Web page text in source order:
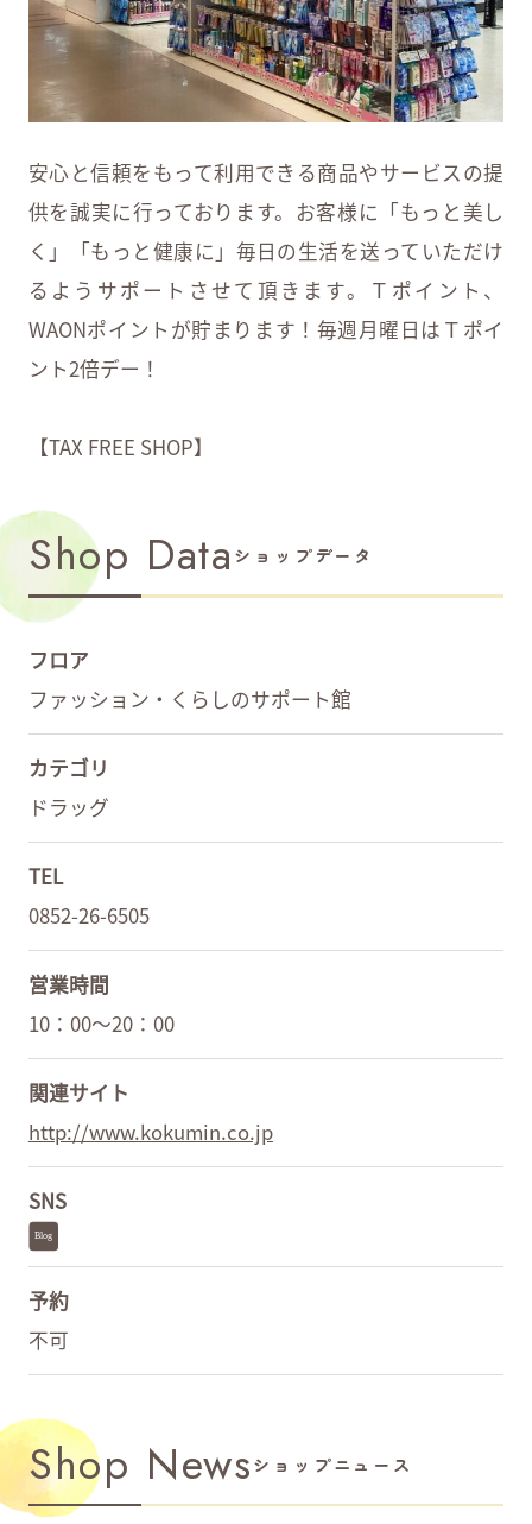
シャミネエントランス
安心と信頼をもって利用できる商品やサービスの提
供を誠実に行っております。お客様に「もっと美し
く」「もっと健康に」毎日の生活を送っていただけ
るようサポートさせて頂きます。Ｔポイント、
WAONポイントが貯まります！毎週月曜日はＴポイ
ント2倍デー！
【TAX FREE SHOP】
Shop Data ショップデータ
フロア
ファッション・くらしのサポート館
カテゴリ
ドラッグ
TEL
0852-26-6505
営業時間
10：00～20：00
関連サイト
http://www.kokumin.co.jp
SNS
予約
不可
Shop Newsショップニュース